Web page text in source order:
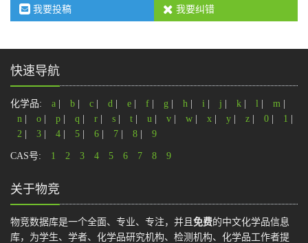
我要投稿 我要纠错
快速导航
化学品: a b c d e f g h i j k l m
n
o p q r s t u v w x y z 0 1
2
3 4 5 6 7 8 9
CAS号: 1 2 3 4 5 6 7 8 9
关于物竞
物竞数据库是一个全面、专业、专注，并且 免费的中文化学品信息
库，为学生、学者、化学品研究机构、检测机构、化学品工作者提